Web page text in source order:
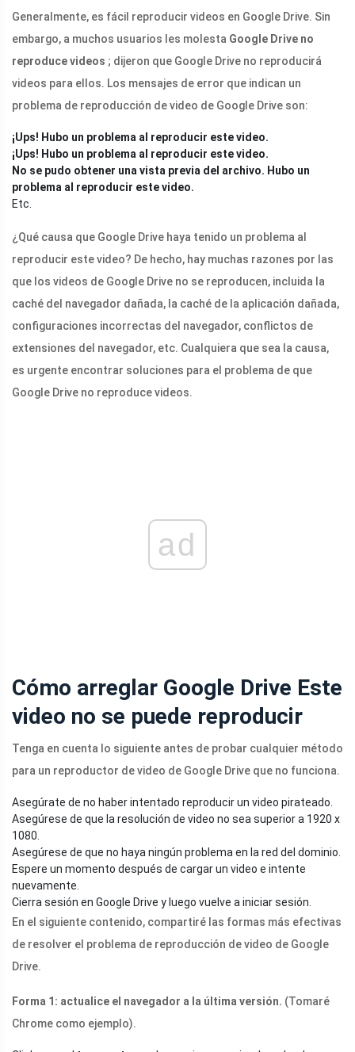
Generalmente, es fácil reproducir videos en Google Drive. Sin
embargo, a muchos usuarios les molesta Google Drive no
reproduce videos ; dijeron que Google Drive no reproducirá
videos para ellos. Los mensajes de error que indican un
problema de reproducción de video de Google Drive son:
¡Ups! Hubo un problema al reproducir este video.
¡Ups! Hubo un problema al reproducir este video.
No se pudo obtener una vista previa del archivo. Hubo un
problema al reproducir este video.
Etc.
¿Qué causa que Google Drive haya tenido un problema al
reproducir este video? De hecho, hay muchas razones por las
que los videos de Google Drive no se reproducen, incluida la
caché del navegador dañada, la caché de la aplicación dañada,
configuraciones incorrectas del navegador, conflictos de
extensiones del navegador, etc. Cualquiera que sea la causa,
es urgente encontrar soluciones para el problema de que
Google Drive no reproduce videos.
ad
Cómo arreglar Google Drive Este
video no se puede reproducir
Tenga en cuenta lo siguiente antes de probar cualquier método
para un reproductor de video de Google Drive que no funciona.
Asegúrate de no haber intentado reproducir un video pirateado.
Asegúrese de que la resolución de video no sea superior a 1920 x
1080.
Asegúrese de que no haya ningún problema en la red del dominio.
Espere un momento después de cargar un video e intente
nuevamente.
Cierra sesión en Google Drive y luego vuelve a iniciar sesión.
En el siguiente contenido, compartiré las formas más efectivas
de resolver el problema de reproducción de video de Google
Drive.
Forma 1: actualice el navegador a la última versión. (Tomaré
Chrome como ejemplo).